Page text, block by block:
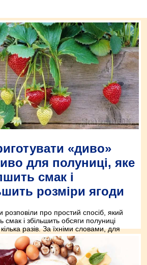
«диво»
для полуниці, яке
смак і
розміри ягоди
розповіли про простий спосіб, який
смак і збільшить обсяги полуниці
кілька разів. За їхніми словами, для
такого результату необхідно всього
добриво. Його приготування не складе
труднощів.